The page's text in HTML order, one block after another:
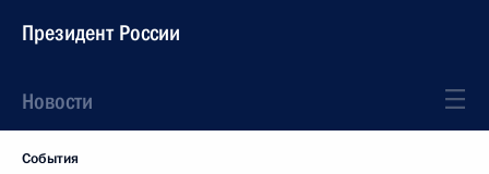
Президент России
Новости
События